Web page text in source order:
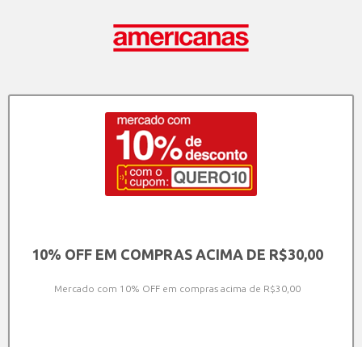
10% OFF EM COMPRAS ACIMA DE R$30,00
Mercado com 10% OFF em compras acima de R$30,00